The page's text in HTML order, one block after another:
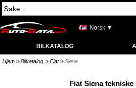
Norsk ▼
BILKATALOG
Hjem >> Bilkatalog >> Fiat >> Siena
Fiat Siena tekniske